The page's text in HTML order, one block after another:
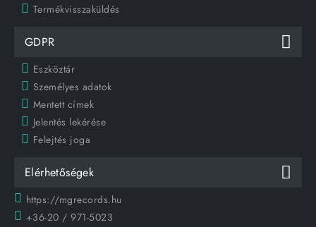
Termékvisszaküldés
GDPR
Eszköztár
Személyes adatok
Mentett címek
Jelentés lekérése
Felejtés joga
Elérhetőségek
https://mgrecords.hu
+36-20 / 971-5023